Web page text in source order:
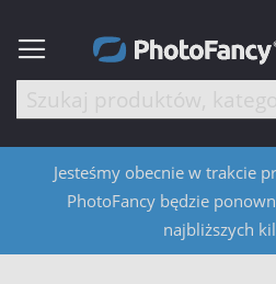
Jesteśmy obecnie w trakcie
PhotoFancy będzie
najbliższych